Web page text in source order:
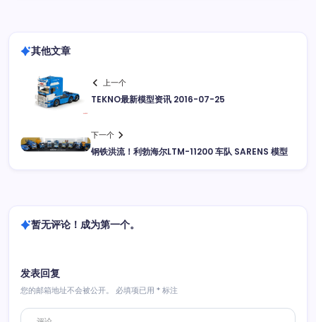
其他文章
上一个
TEKNO最新模型资讯 2016-07-25
下一个
钢铁洪流！利勃海尔LTM-11200 车队 SARENS 模型
暂无评论！成为第一个。
发表回复
您的邮箱地址不会被公开。 必填项已用 * 标注